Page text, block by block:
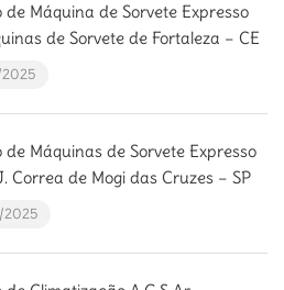
de Máquina de Sorvete Expresso
de Sorvete de Fortaleza – CE
de Máquinas de Sorvete Expresso
Correa de Mogi das Cruzes – SP